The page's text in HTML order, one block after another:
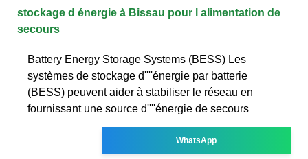
stockage d énergie à Bissau pour l alimentation de
secours
Battery Energy Storage Systems (BESS) Les
systèmes de stockage d''''énergie par batterie
(BESS) peuvent aider à stabiliser le réseau en
fournissant une source d''''énergie de secours
WhatsApp